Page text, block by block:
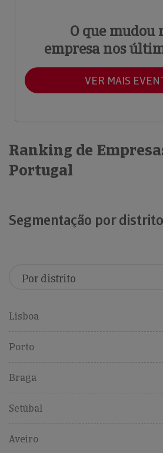
O que mudou
empresa nos
VER MAIS
Ranking de
Portugal
Segmentação por distrito
Lisboa
Porto
Braga
Setúbal
Aveiro